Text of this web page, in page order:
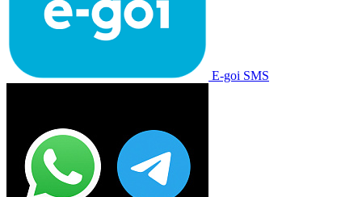
E-goi SMS